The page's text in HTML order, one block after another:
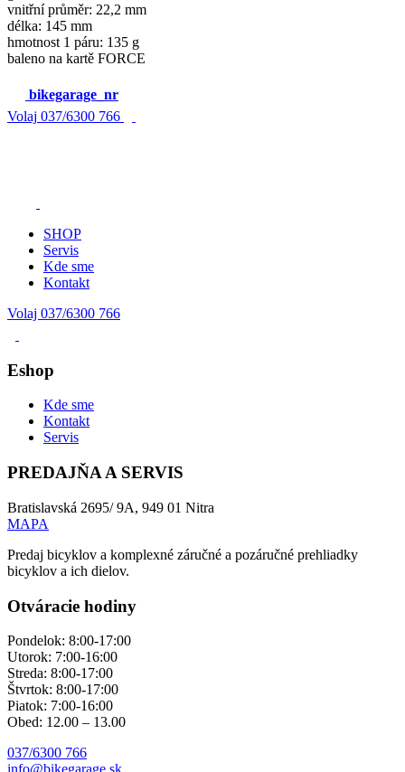
vnitřní průměr: 22,2 mm
délka: 145 mm
hmotnost 1 páru: 135 g
baleno na kartě FORCE
bikegarage_nr
Volaj 037/6300 766
SHOP
Servis
Kde sme
Kontakt
Volaj 037/6300 766
Eshop
Kde sme
Kontakt
Servis
PREDAJŇA A SERVIS
Bratislavská 2695/ 9A, 949 01 Nitra
MAPA
Predaj bicyklov a komplexné záručné a pozáručné prehliadky
bicyklov a ich dielov.
Otváracie hodiny
Pondelok: 8:00-17:00
Utorok: 7:00-16:00
Streda: 8:00-17:00
Štvrtok: 8:00-17:00
Piatok: 7:00-16:00
Obed: 12.00 – 13.00
037/6300 766